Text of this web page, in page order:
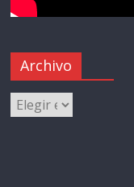
Archivo